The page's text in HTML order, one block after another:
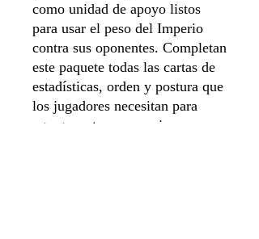
como unidad de apoyo listos
para usar el peso del Imperio
contra sus oponentes. Completan
este paquete todas las cartas de
estadísticas, orden y postura que
los jugadores necesitan para
agregar estos personajes a sus